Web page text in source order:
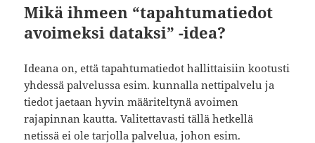
Mikä ihmeen “tapahtumatiedot
avoimeksi dataksi” -idea?
Ideana on, että tapahtumatiedot hallittaisiin kootusti
yhdessä palvelussa esim. kunnalla nettipalvelu ja
tiedot jaetaan hyvin määriteltynä avoimen
rajapinnan kautta. Valitettavasti tällä hetkellä
netissä ei ole tarjolla palvelua, johon esim.